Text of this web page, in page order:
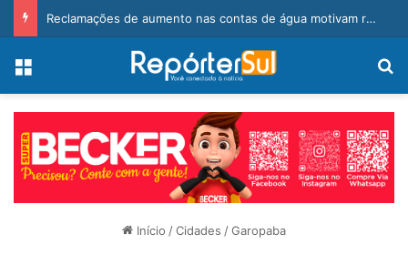
Reclamações de aumento nas contas de água motivam requerimento de vereador em BN
Menu
Início /Cidades /Garopaba